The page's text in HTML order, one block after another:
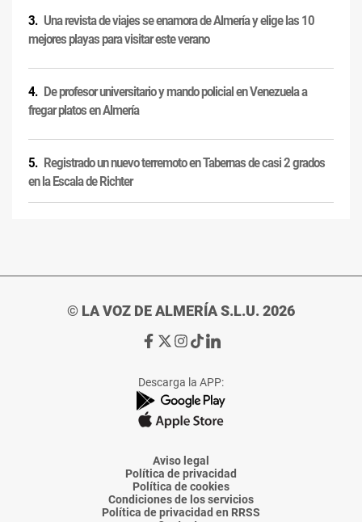
Una revista de viajes se enamora de Almería y elige las 10
mejores playas para visitar este verano
De profesor universitario y mando policial en Venezuela a
fregar platos en Almería
Registrado un nuevo terremoto en Tabernas de casi 2 grados
en la Escala de Richter
© LA VOZ DE ALMERÍA S.L.U. 2026
Ir
de
La
Voz
Almería
Ir
de
La
Voz
Almería
Ir
de
La
Voz
Almería
Ir
de
La
Voz
Almería
Ir
de
La
Voz
Descarga la APP:
Aviso legal
Política de privacidad
Política de cookies
Condiciones de los servicios
Política de privacidad en RRSS